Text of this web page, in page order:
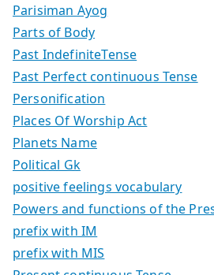
Parisiman Ayog
Parts of Body
Past IndefiniteTense
Past Perfect continuous Tense
Personification
Places Of Worship Act
Planets Name
Political Gk
positive feelings vocabulary
Powers and functions of the
prefix with IM
prefix with MIS